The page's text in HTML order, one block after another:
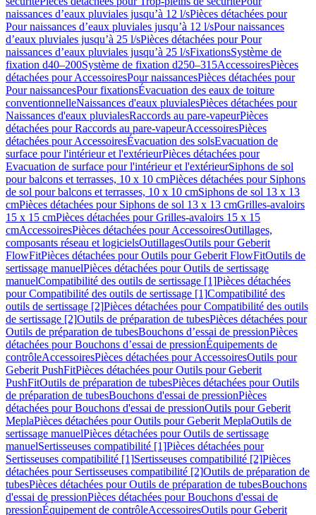
naissances d’eaux pluviales jusqu’à 12 l/sPièces détachées pour
Pour naissances d’eaux pluviales jusqu’à 12 l/sPour naissances
d’eaux pluviales jusqu’à 25 l/sPièces détachées pour Pour
naissances d’eaux pluviales jusqu’à 25 l/sFixationsSystème de
fixation d40–200Système de fixation d250–315AccessoiresPièces
détachées pour AccessoiresPour naissancesPièces détachées pour
Pour naissancesPour fixationsÉvacuation des eaux de toiture
conventionnelleNaissances d'eaux pluvialesPièces détachées pour
Naissances d'eaux pluvialesRaccords au pare-vapeurPièces
détachées pour Raccords au pare-vapeurAccessoiresPièces
détachées pour AccessoiresÉvacuation des solsEvacuation de
surface pour l'intérieur et l'extérieurPièces détachées pour
Evacuation de surface pour l'intérieur et l'extérieurSiphons de sol
pour balcons et terrasses, 10 x 10 cmPièces détachées pour Siphons
de sol pour balcons et terrasses, 10 x 10 cmSiphons de sol 13 x 13
cmPièces détachées pour Siphons de sol 13 x 13 cmGrilles-avaloirs
15 x 15 cmPièces détachées pour Grilles-avaloirs 15 x 15
cmAccessoiresPièces détachées pour AccessoiresOutillages,
composants réseau et logicielsOutillagesOutils pour Geberit
FlowFitPièces détachées pour Outils pour Geberit FlowFitOutils de
sertissage manuelPièces détachées pour Outils de sertissage
manuelCompatibilité des outils de sertissage [1]Pièces détachées
pour Compatibilité des outils de sertissage [1]Compatibilité des
outils de sertissage [2]Pièces détachées pour Compatibilité des outils
de sertissage [2]Outils de préparation de tubesPièces détachées pour
Outils de préparation de tubesBouchons d’essai de pressionPièces
détachées pour Bouchons d’essai de pressionÉquipements de
contrôleAccessoiresPièces détachées pour AccessoiresOutils pour
Geberit PushFitPièces détachées pour Outils pour Geberit
PushFitOutils de préparation de tubesPièces détachées pour Outils
de préparation de tubesBouchons d'essai de pressionPièces
détachées pour Bouchons d'essai de pressionOutils pour Geberit
MeplaPièces détachées pour Outils pour Geberit MeplaOutils de
sertissage manuelPièces détachées pour Outils de sertissage
manuelSertisseuses compatibilité [1]Pièces détachées pour
Sertisseuses compatibilité [1]Sertisseuses compatibilité [2]Pièces
détachées pour Sertisseuses compatibilité [2]Outils de préparation de
tubesPièces détachées pour Outils de préparation de tubesBouchons
d'essai de pressionPièces détachées pour Bouchons d'essai de
pressionÉquipement de contrôleAccessoiresOutils pour Geberit